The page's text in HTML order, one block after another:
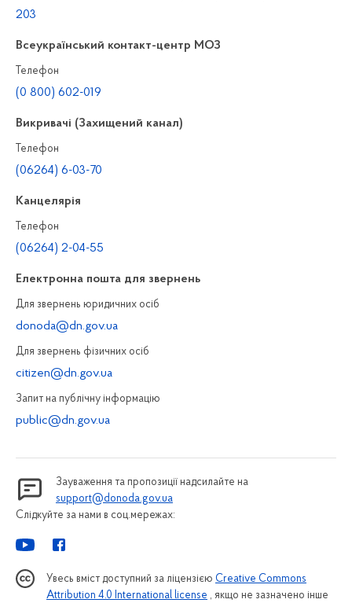
203
Всеукраїнський контакт-центр МОЗ
Телефон
(0 800) 602-019
Викривачі (Захищений канал)
Телефон
(06264) 6-03-70
Канцелярiя
Телефон
(06264) 2-04-55
Електронна пошта для звернень
Для звернень юридичних осiб
donoda@dn.gov.ua
Для звернень фізичних осiб
citizen@dn.gov.ua
Запит на публiчну інформацiю
public@dn.gov.ua
Зауваження та пропозиції надсилайте на
support@donoda.gov.ua
Слідкуйте за нами в соц.мережах:
Увесь вміст доступний за ліцензією Creative Commons
Attribution 4.0 International license , якщо не зазначено інше